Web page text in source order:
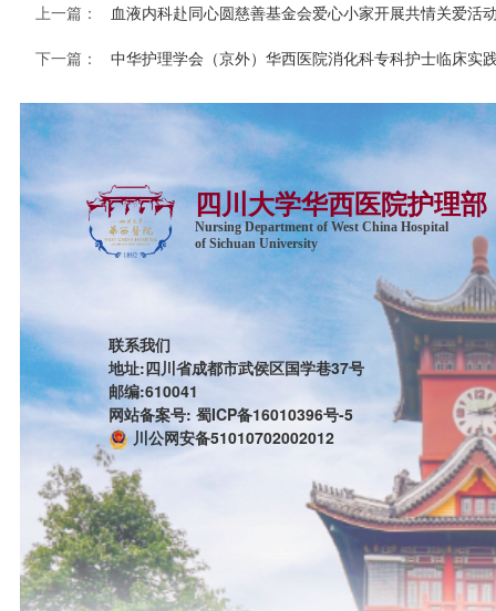
上一篇： 血液内科赴同心圆慈善基金会爱心小家开展共情关爱活
下一篇： 中华护理学会（京外）华西医院消化科专科护士临床实
四川大学华西医院护理部
Nursing Department of West China Hospital
of Sichuan University
联系我们
地址:四川省成都市武侯区国学巷37号
邮编:610041
网站备案号: 蜀ICP备16010396号-5
川公网安备51010702002012